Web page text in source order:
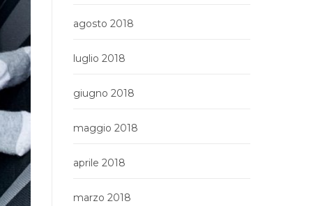
agosto 2018
luglio 2018
giugno 2018
maggio 2018
aprile 2018
marzo 2018